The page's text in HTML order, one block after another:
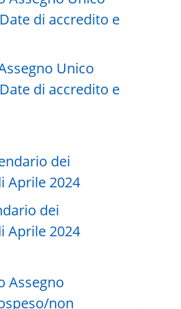
Unico
di accredito e
dei
Aprile 2024